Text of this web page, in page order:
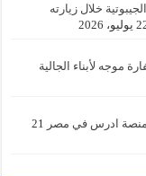
خلال زيارته
2026
موجه لأبناء الجالية
منصة ادرس في مصر 21